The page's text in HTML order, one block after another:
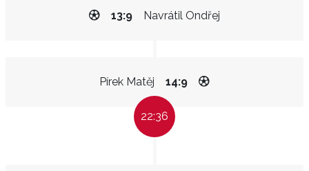
Navrátil Ondřej
13:9
Pírek Matěj 14:9
22:36